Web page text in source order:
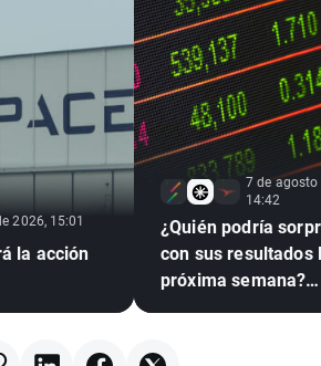
2026, 15:01
la acción
7 de agosto
14:42
¿Quién podría
con sus resultados
próxima semana?